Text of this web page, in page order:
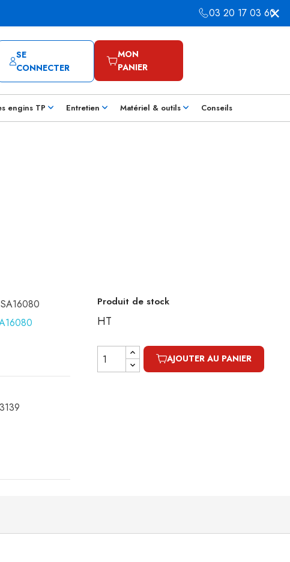
03 20 17 03 60
SE
CONNECTER
MON
PANIER
engins TP Entretien Matériel & outils Conseils
Produit de stock
HT
AJOUTER AU PANIER